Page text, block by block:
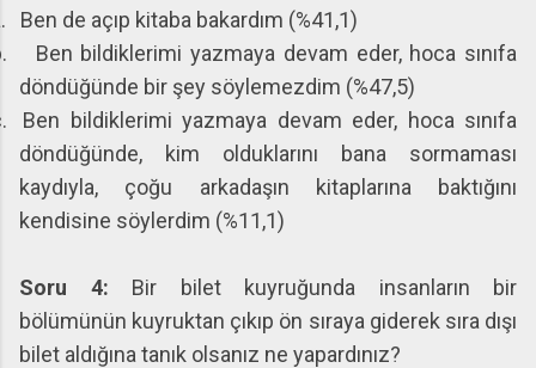
Ben de açıp kitaba bakardım (%41,1)
Ben bildiklerimi yazmaya devam eder, hoca sınıfa
döndüğünde bir şey söylemezdim (%47,5)
Ben bildiklerimi yazmaya devam eder, hoca sınıfa
döndüğünde, kim olduklarını bana sormaması
kaydıyla, çoğu arkadaşın kitaplarına baktığını
kendisine söylerdim (%11,1)
Soru 4: Bir bilet kuyruğunda insanların bir
bölümünün kuyruktan çıkıp ön sıraya giderek sıra dışı
bilet aldığına tanık olsanız ne yapardınız?